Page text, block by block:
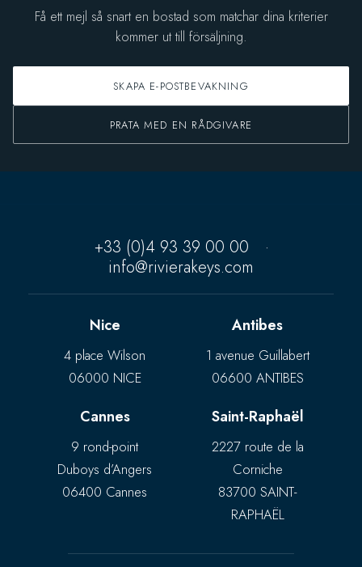
Få ett mejl så snart en bostad som matchar dina kriterier
kommer ut till försäljning.
SKAPA E-POSTBEVAKNING
PRATA MED EN RÅDGIVARE
+33 (0)4 93 39 00 00
·
info@rivierakeys.com
Nice
4 place Wilson
06000 NICE
Antibes
1 avenue Guillabert
06600 ANTIBES
Cannes
9 rond-point
Duboys d’Angers
06400 Cannes
Saint-Raphaël
2227 route de la
Corniche
83700 SAINT-
RAPHAËL